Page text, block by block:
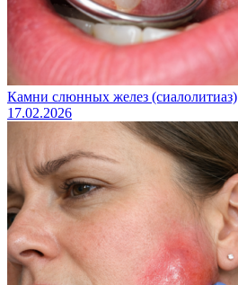
Камни слюнных желез (сиалолитиаз)
17.02.2026